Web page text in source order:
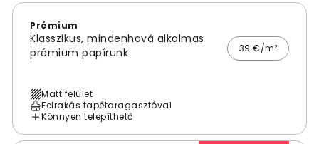
Prémium
Klasszikus, mindenhová alkalmas
prémium papírunk
39 €/m²
Matt felület
Felrakás tapétaragasztóval
Könnyen telepíthető